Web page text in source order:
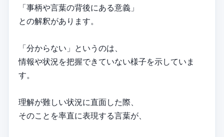
「事柄や言葉の背後にある意義」
との解釈があります。
「分からない」というのは、
情報や状況を把握できていない様子を示していま
す。
理解が難しい状況に直面した際、
そのことを率直に表現する言葉が、